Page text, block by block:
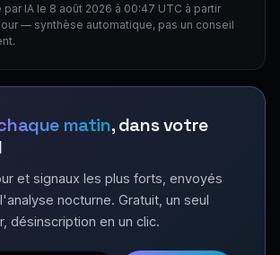
IA le 8 août 2026 à 00:47 UTC à partir
— synthèse automatique, pas un conseil
matin, dans votre
et signaux les plus forts, envoyés
nocturne. Gratuit, un seul
désinscription en un clic.